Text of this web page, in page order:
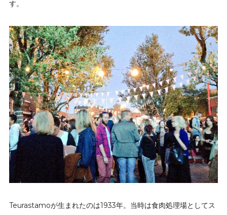
す。
Teurastamoが生まれたのは1933年。当時は食肉処理場としてス